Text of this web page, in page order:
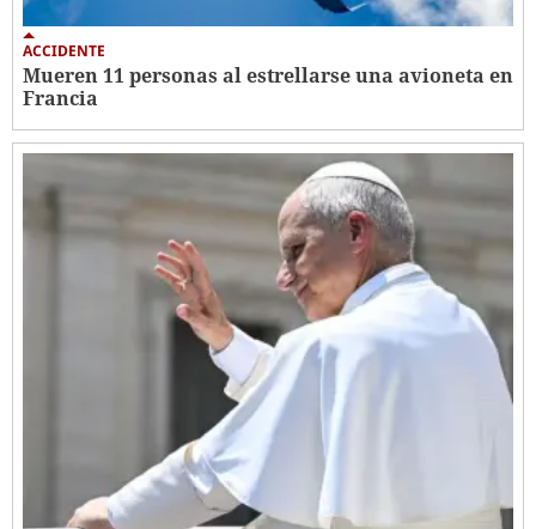
ACCIDENTE
Mueren 11 personas al estrellarse una avioneta en
Francia